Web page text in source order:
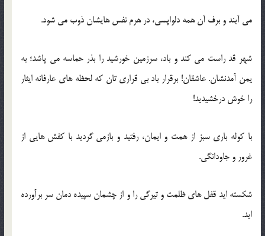
می آیند و برف آن همه دلواپسی، در هرم نفس هایشان ذوب می شود.
شهر قد راست می کند و باد، سرزمین خورشید را بذر حماسه می پاشد؛ به
یمن آمدنشان. عاشقان! برقرار باد بی قراری تان که لحظه های عارفانه ایثار
را خوش درخشیدید!
با کوله باری سبز از همت و ایمان، رفتید و بازمی گردید با کفش هایی از
غرور و جاودانگی.
شکسته اید قفل های ظلمت و تیرگی را و از چشمان سپیده دمان سر برآورده
اید.